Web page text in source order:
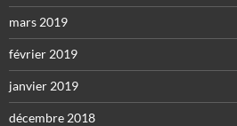
mars 2019
février 2019
janvier 2019
décembre 2018